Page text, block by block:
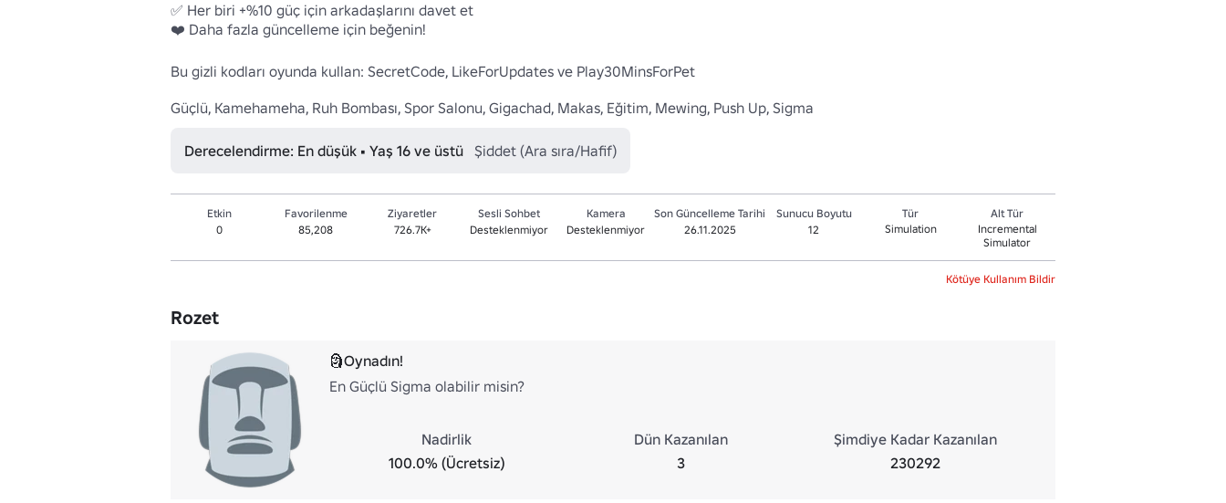
✅ Her biri +%10 güç için arkadaşlarını davet et
❤️ Daha fazla güncelleme için beğenin!
Bu gizli kodları oyunda kullan: SecretCode, LikeForUpdates ve Play30MinsForPet
Güçlü, Kamehameha, Ruh Bombası, Spor Salonu, Gigachad, Makas, Eğitim, Mewing, Push Up, Sigma
Derecelendirme: En düşük • Yaş 16 ve üstü Şiddet (Ara sıra/Hafif)
Etkin
0
Favorilenme
85,208
Ziyaretler
726.7K+
Sesli Sohbet
Desteklenmiyor
Kamera
Desteklenmiyor
Son Güncelleme Tarihi
26.11.2025
Sunucu Boyutu
12
Tür
Simulation
Alt Tür
Incremental
Simulator
Kötüye Kullanım Bildir
Rozet
🗿Oynadın!
En Güçlü Sigma olabilir misin?
Nadirlik
100.0% (Ücretsiz)
Dün Kazanılan
3
Şimdiye Kadar Kazanılan
230292